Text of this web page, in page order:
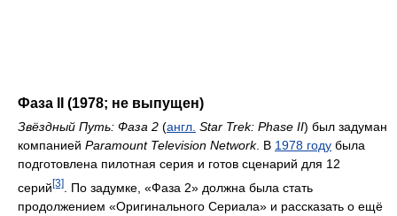
Фаза II (1978; не выпущен)
Звёздный Путь: Фаза 2 (англ. Star Trek: Phase II) был задуман
компанией Paramount Television Network. В 1978 году была
подготовлена пилотная серия и готов сценарий для 12
серий [3]
. По задумке, «Фаза 2» должна была стать
продолжением «Оригинального Сериала» и рассказать о ещё